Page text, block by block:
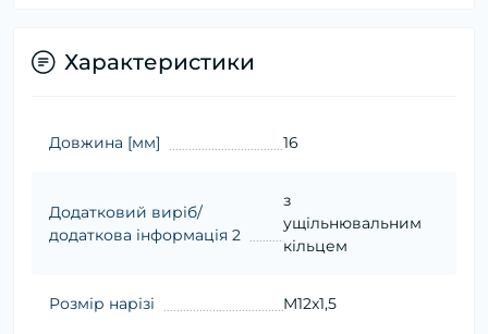
Характеристики
Довжина [мм] 16
Додатковий виріб/
додаткова інформація 2
з
ущільнювальним
кільцем
Розмір нарізі M12x1,5